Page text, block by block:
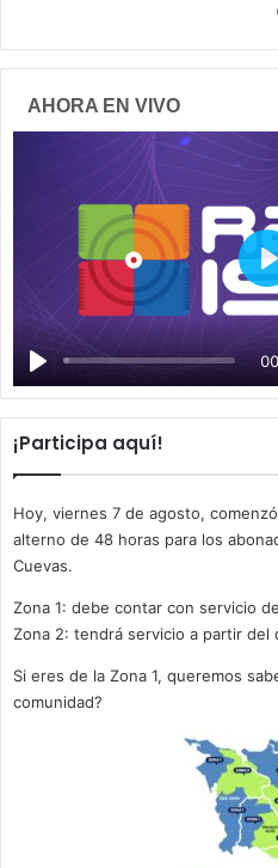
AHORA EN VIVO
P
a
y
¡Participa aquí!
Hoy, viernes 7 de agosto,
alterno de 48 horas para los
Cuevas.
Zona 1: debe contar con servicio
Zona 2: tendrá servicio a partir del
Si eres de la Zona 1, queremos
comunidad?